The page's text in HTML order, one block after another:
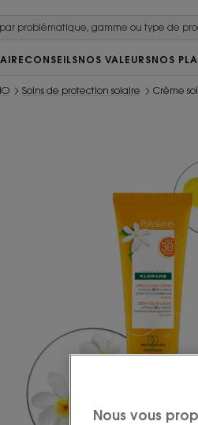
CONSEILSNOS VALEURSNOS
Soins de protection solaire Crème
Nous vous